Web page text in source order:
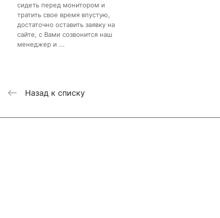
сидеть перед монитором и
тратить свое время впустую,
достаточно оставить заявку на
сайте, с Вами созвонится наш
менеджер и ...
Назад к списку